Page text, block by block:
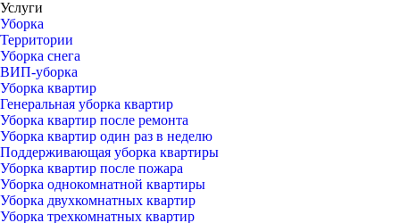
Услуги
Уборка
Территории
Уборка снега
ВИП-уборка
Уборка квартир
Генеральная уборка квартир
Уборка квартир после ремонта
Уборка квартир один раз в неделю
Поддерживающая уборка квартиры
Уборка квартир после пожара
Уборка однокомнатной квартиры
Уборка двухкомнатных квартир
Уборка трехкомнатных квартир